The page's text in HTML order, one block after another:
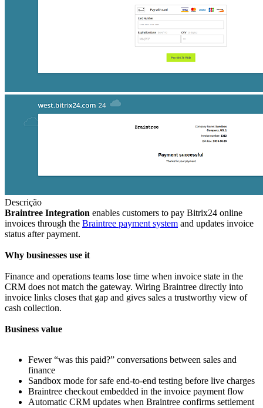
Descrição
Braintree Integration enables customers to pay Bitrix24 online
invoices through the Braintree payment system and updates invoice
status after payment.
Why businesses use it
Finance and operations teams lose time when invoice state in the
CRM does not match the gateway. Wiring Braintree directly into
invoice links closes that gap and gives sales a trustworthy view of
cash collection.
Business value
Fewer “was this paid?” conversations between sales and
finance
Sandbox mode for safe end-to-end testing before live charges
Braintree checkout embedded in the invoice payment flow
Automatic CRM updates when Braintree confirms settlement